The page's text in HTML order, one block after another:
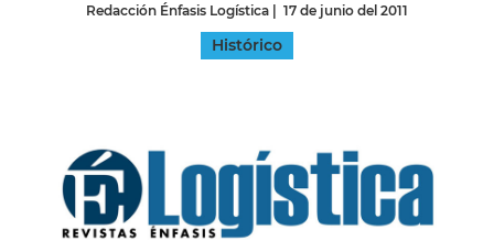
Redacción Énfasis Logística | 17 de junio del 2011
Histórico